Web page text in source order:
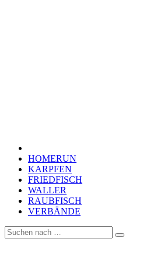
HOMERUN
KARPFEN
FRIEDFISCH
WALLER
RAUBFISCH
VERBÄNDE